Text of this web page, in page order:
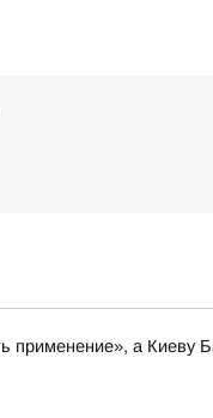
применение», а Киеву